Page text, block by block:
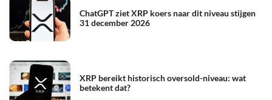
ChatGPT ziet XRP koers naar dit niveau stijgen
31 december 2026
XRP bereikt historisch oversold-niveau: wat
betekent dat?